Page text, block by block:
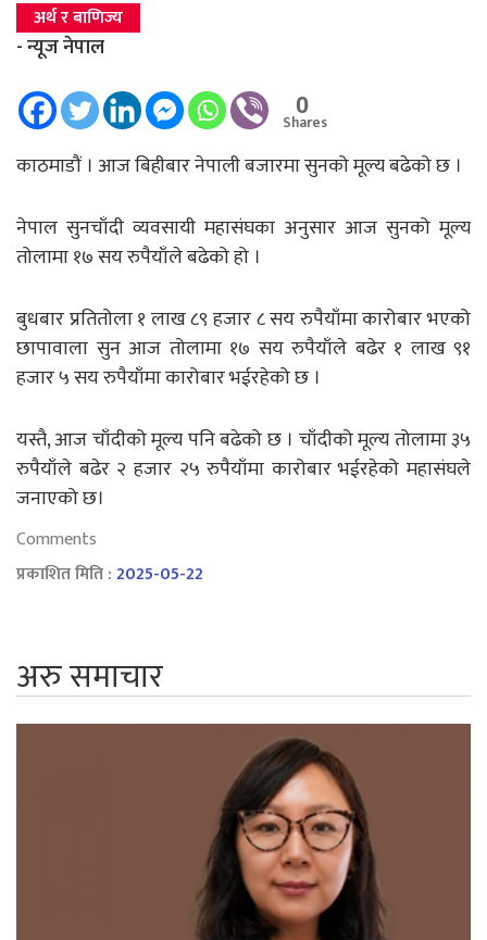
अर्थ र बाणिज्य
- न्यूज नेपाल
0
Shares
काठमाडौं । आज बिहीबार नेपाली बजारमा सुनको मूल्य बढेको छ ।
नेपाल सुनचाँदी व्यवसायी महासंघका अनुसार आज सुनको मूल्य
तोलामा १७ सय रुपैयाँले बढेको हो ।
बुधबार प्रतितोला १ लाख ८९ हजार ८ सय रुपैयाँमा कारोबार भएको
छापावाला सुन आज तोलामा १७ सय रुपैयाँले बढेर १ लाख ९१
हजार ५ सय रुपैयाँमा कारोबार भईरहेको छ ।
यस्तै, आज चाँदीको मूल्य पनि बढेको छ । चाँदीको मूल्य तोलामा ३५
रुपैयाँले बढेर २ हजार २५ रुपैयाँमा कारोबार भईरहेको महासंघले
जनाएको छ।
Comments
प्रकाशित मिति :2025-05-22
अरु समाचार